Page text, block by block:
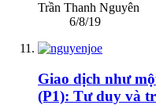
Trần Thanh Nguyên
6/8/19
Giao dịch như
(P1): Tư duy và